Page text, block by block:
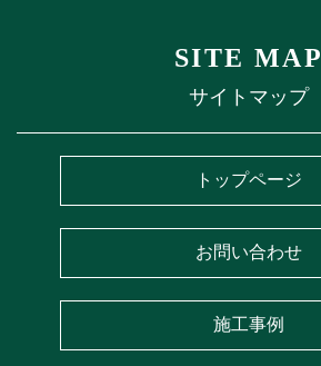
SITE MAP
サイトマップ
トップページ
お問い合わせ
施工事例